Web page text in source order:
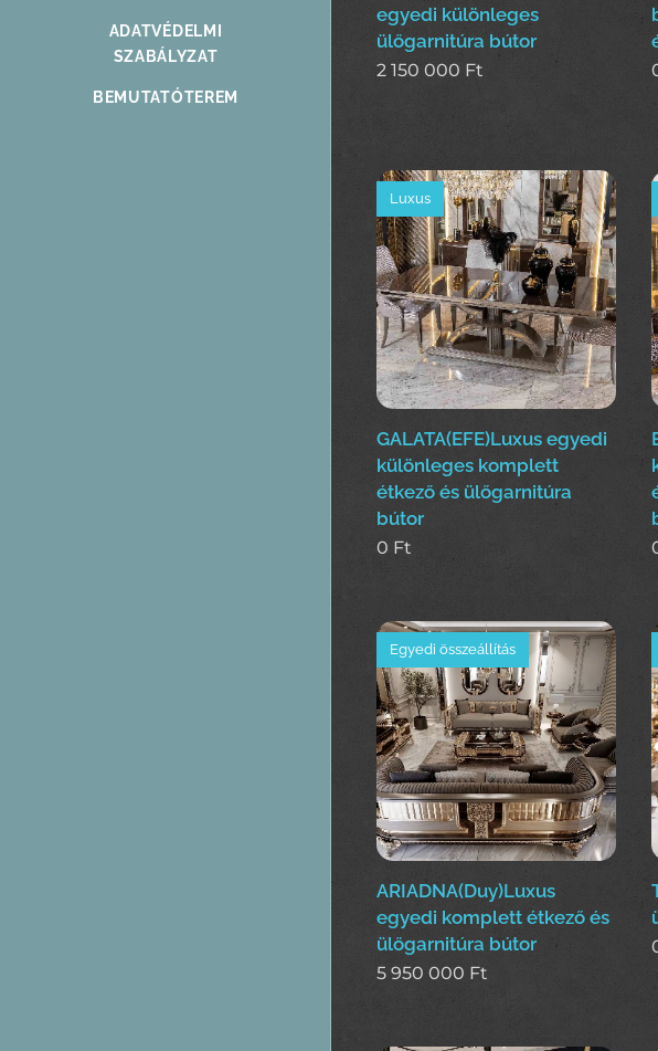
ADATVÉDELMI
SZABÁLYZAT
BEMUTATÓTEREM
egyedi különleges
ülőgarnitúra bútor
2 150 000 Ft
GALATA(EFE)Luxus egyedi
különleges komplett
étkező és ülőgarnitúra
bútor
Luxus
0 Ft
ARIADNA(Duy)Luxus
egyedi komplett étkező és
ülőgarnitúra bútor
Egyedi összeállítás
5 950 000 Ft